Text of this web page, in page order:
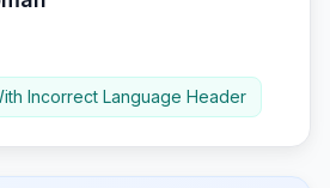
Incorrect Language Header